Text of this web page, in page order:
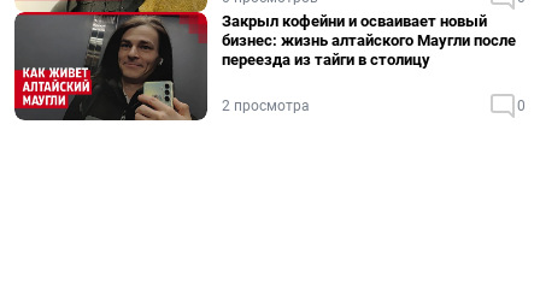
Закрыл кофейни и осваивает новый
бизнес: жизнь алтайского Маугли после
переезда из тайги в столицу
2 просмотра 0